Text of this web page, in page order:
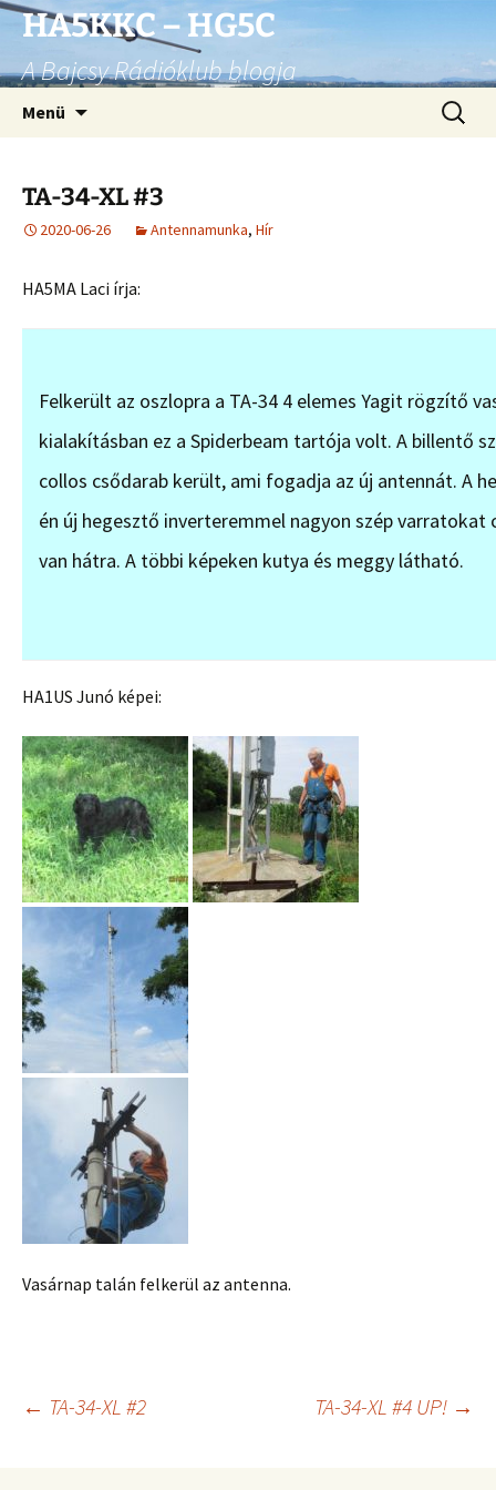
Ugrás
tartalomhoz
HA5KKC – HG5C
A Bajcsy Rádióklub blogja
Menü
TA-34-XL #3
2020-06-26 Antennamunka, Hír
HA5MA Laci írja:
Felkerült az oszlopra a TA-34 4 elemes Yagit rögzítő
kialakításban ez a Spiderbeam tartója volt. A billentő
collos csődarab került, ami fogadja az új antennát. A
én új hegesztő inverteremmel nagyon szép varratokat
van hátra. A többi képeken kutya és meggy látható.
HA1US Junó képei:
Vasárnap talán felkerül az antenna.
Bejegyzés
← TA-34-XL #2 TA-34-XL #4 UP! →